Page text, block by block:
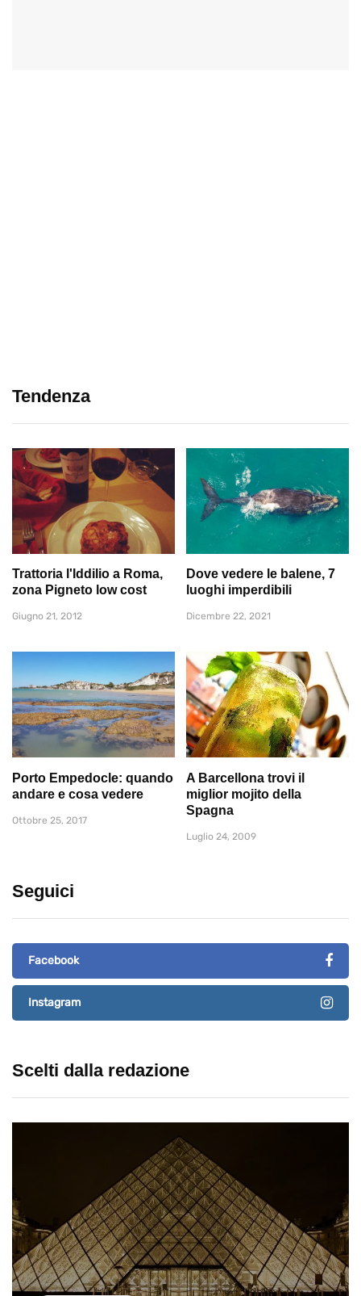
Tendenza
Trattoria l'Iddilio a Roma,
zona Pigneto low cost
Giugno 21, 2012
Dove vedere le balene, 7
luoghi imperdibili
Dicembre 22, 2021
Porto Empedocle: quando
andare e cosa vedere
Ottobre 25, 2017
A Barcellona trovi il
miglior mojito della
Spagna
Luglio 24, 2009
Seguici
Facebook
Instagram
Scelti dalla redazione